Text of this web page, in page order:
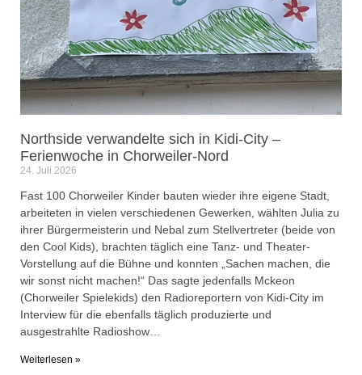
Northside verwandelte sich in Kidi-City –
Ferienwoche in Chorweiler-Nord
24. Juli 2026
Fast 100 Chorweiler Kinder bauten wieder ihre eigene Stadt,
arbeiteten in vielen verschiedenen Gewerken, wählten Julia zu
ihrer Bürgermeisterin und Nebal zum Stellvertreter (beide von
den Cool Kids), brachten täglich eine Tanz- und Theater-
Vorstellung auf die Bühne und konnten „Sachen machen, die
wir sonst nicht machen!“ Das sagte jedenfalls Mckeon
(Chorweiler Spielekids) den Radioreportern von Kidi-City im
Interview für die ebenfalls täglich produzierte und
ausgestrahlte Radioshow…
Weiterlesen »